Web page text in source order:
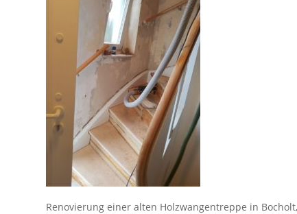
Renovierung einer alten Holzwangentreppe in